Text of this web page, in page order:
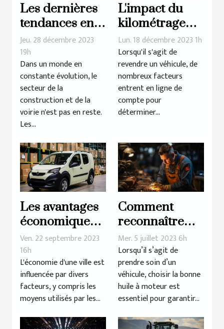
Les dernières
tendances en
matière de
matériaux et
équipements
pour la
construction et
la voirie
Jeu. 28 décembre 2023
19h
Dans un monde en
constante évolution, le
secteur de la
construction et de la
voirie n'est pas en reste.
Les...
L'impact du
kilométrage
sur le prix de
rachat d'une
voiture
Lun. 18 décembre 2023 1h
Lorsqu'il s'agit de
revendre un véhicule, de
nombreux facteurs
entrent en ligne de
compte pour
déterminer...
Les avantages
économiques
du covering de
véhicules à
Lyon
Ven. 22 septembre 2023
16h
L'économie d'une ville est
influencée par divers
facteurs, y compris les
moyens utilisés par les...
Comment
reconnaître
une huile à
moteur de
qualité ?
Mer. 5 juillet 2023 6h
Lorsqu’il s’agit de
prendre soin d’un
véhicule, choisir la bonne
huile à moteur est
essentiel pour garantir...